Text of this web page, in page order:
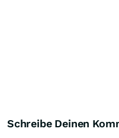
Schreibe Deinen